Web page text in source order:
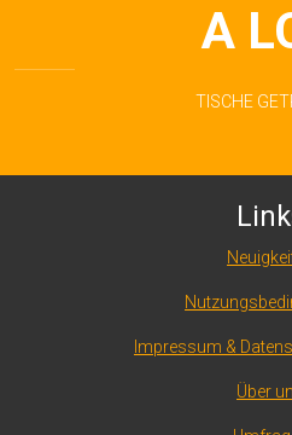
A
TISCHE
Impressum &
Über